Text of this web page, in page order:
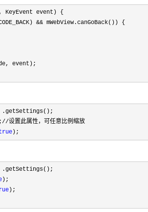
KeyEvent event) {
&& mWebView.canGoBack()) {
event);
.getSettings();
设置此属性，可任意比例缩放
);
.getSettings();
);
);